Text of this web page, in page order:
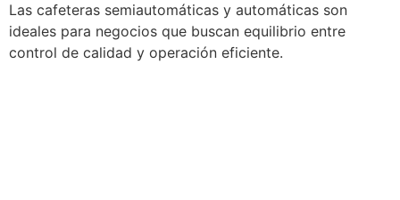
Las cafeteras semiautomáticas y automáticas son
ideales para negocios que buscan equilibrio entre
control de calidad y operación eficiente.